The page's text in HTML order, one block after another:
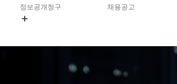
정보공개청구
채용공고